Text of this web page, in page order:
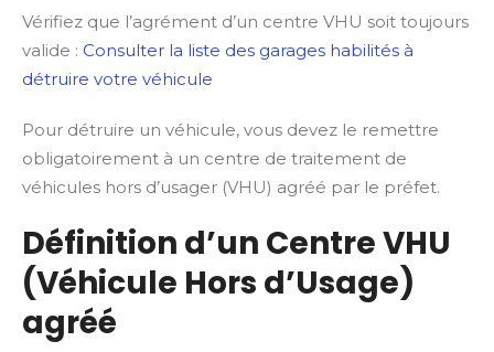
Vérifiez que l’agrément d’un centre VHU soit toujours
valide : Consulter la liste des garages habilités à
détruire votre véhicule
Pour détruire un véhicule, vous devez le remettre
obligatoirement à un centre de traitement de
véhicules hors d’usager (VHU) agréé par le préfet.
Définition d’un Centre VHU
(Véhicule Hors d’Usage)
agréé